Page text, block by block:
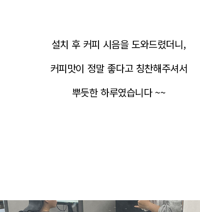
설치 후 커피 시음을 도와드렸더니,
커피맛이 정말 좋다고 칭찬해주셔서
뿌듯한 하루였습니다 ~~